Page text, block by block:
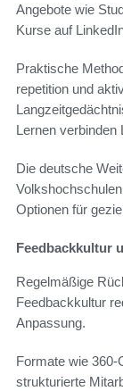
Angebote wie
Kurse auf
Praktische
repetition und
Lernen verbinden
Die deutsche
Optionen für
Feedbackkultur
Regelmäßige
Feedbackkultur
Anpassung.
Formate wie
strukturierte